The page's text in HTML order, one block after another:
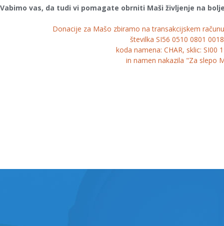
Vabimo vas, da tudi vi pomagate obrniti Maši življenje na
Donacije za Mašo zbiramo na transakcijskem
številka SI56 0510 0801
koda namena: CHAR, sklic: SI00
in namen nakazila "Za slepo